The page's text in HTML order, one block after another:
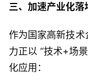
三、加速产业化落
作为国家高新技
力正以 “技术+场
化应用：